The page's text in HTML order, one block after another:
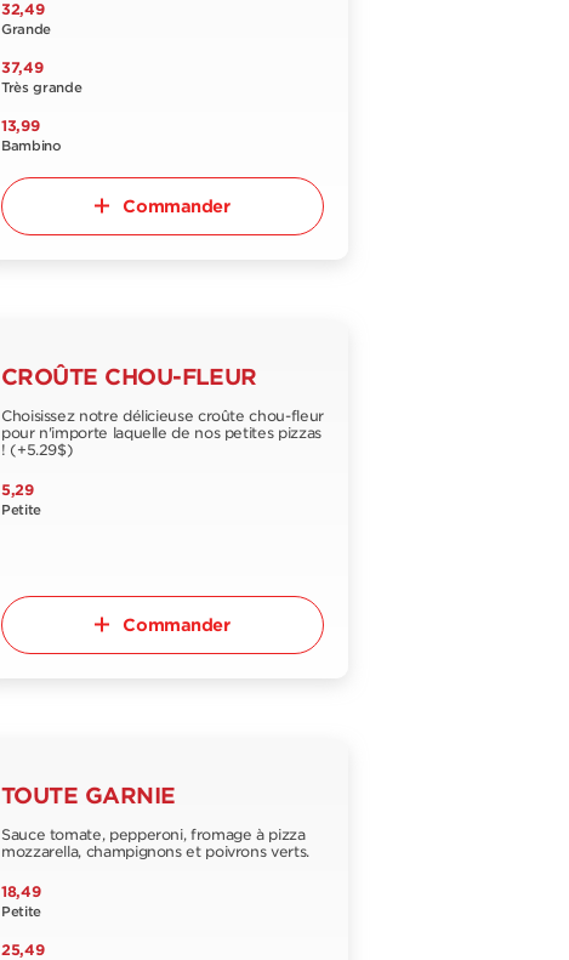
32,49
Grande
37,49
Très grande
13,99
Bambino
Commander
CROÛTE CHOU-FLEUR
Choisissez notre délicieuse croûte chou-fleur
pour n'importe laquelle de nos petites pizzas
! (+5.29$)
5,29
Petite
Commander
TOUTE GARNIE
Sauce tomate, pepperoni, fromage à pizza
mozzarella, champignons et poivrons verts.
18,49
Petite
25,49